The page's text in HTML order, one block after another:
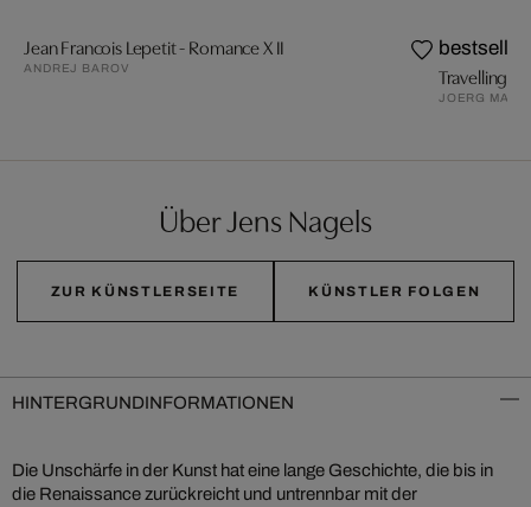
Jean Francois Lepetit - Romance X II
ANDREJ BAROV
bestseller
Travelling VI
JOERG
Über Jens Nagels
ZUR KÜNSTLERSEITE KÜNSTLER FOLGEN
HINTERGRUNDINFORMATIONEN
Die Unschärfe in der Kunst hat eine lange Geschichte, die bis in
die Renaissance zurückreicht und untrennbar mit der